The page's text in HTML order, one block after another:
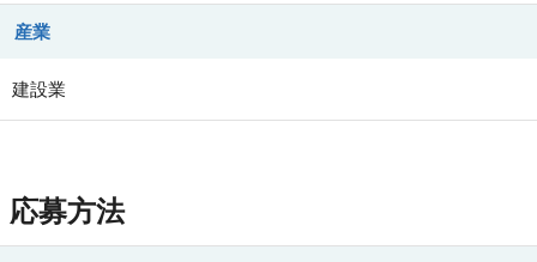
産業
建設業
応募方法